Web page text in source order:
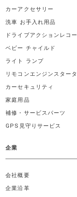
カーアクセサリー
洗車 お手入れ用品
ドライブアクションレコ
ベビー チャイルド
ライト ランプ
リモコンエンジンスター
カーセキュリティ
家庭用品
補修・サービスパーツ
GPS見守りサービス
企業
会社概要
企業沿革